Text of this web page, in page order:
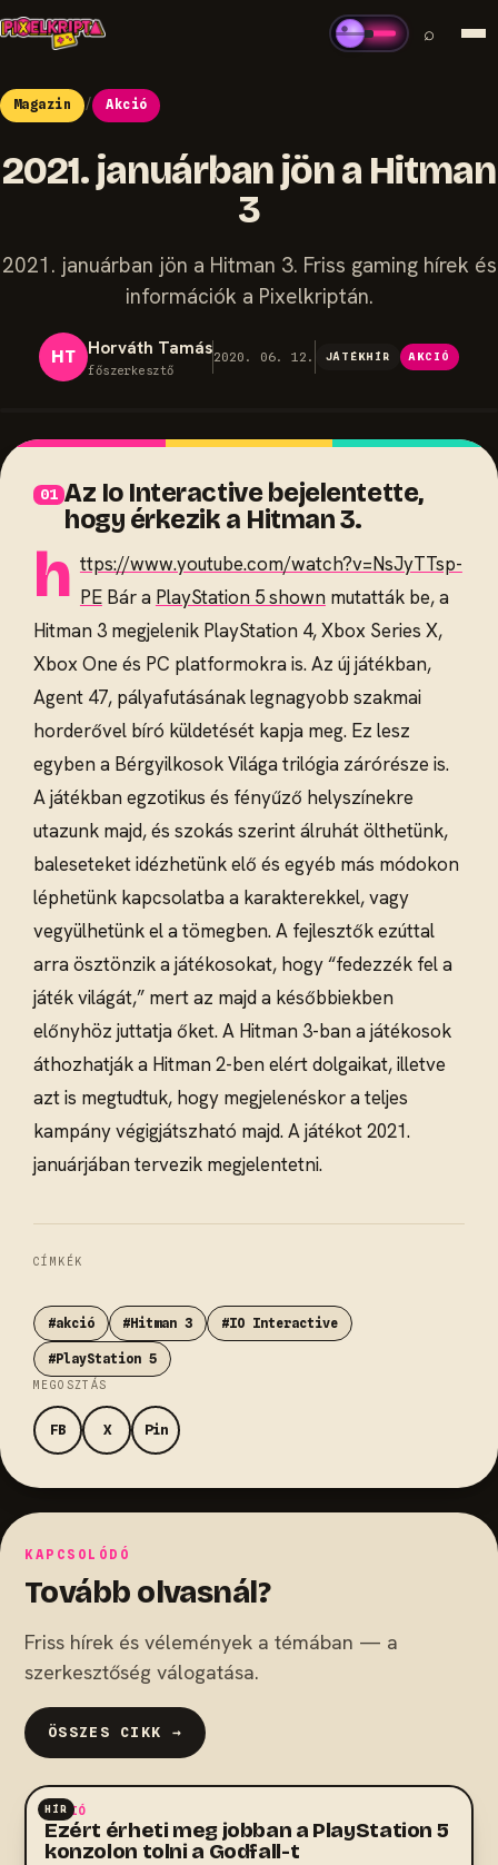
⌕
Magazin / Akció
2021. januárban jön a Hitman
3
2021. januárban jön a Hitman 3. Friss gaming hírek és
információk a Pixelkriptán.
HT Horváth Tamás
főszerkesztő
2020. 06. 12. JÁTÉKHÍR AKCIÓ
Az Io Interactive bejelentette,
hogy érkezik a Hitman 3.
h ttps://www.youtube.com/watch?v=NsJyTTsp-
PEBár a PlayStation 5 shownmutatták be, a
Hitman 3 megjelenik PlayStation 4, Xbox Series X,
Xbox One és PC platformokra is. Az új játékban,
Agent 47, pályafutásának legnagyobb szakmai
horderővel bíró küldetését kapja meg. Ez lesz
egyben a Bérgyilkosok Világa trilógia zárórésze is.
A játékban egzotikus és fényűző helyszínekre
utazunk majd, és szokás szerint álruhát ölthetünk,
baleseteket idézhetünk elő és egyéb más módokon
léphetünk kapcsolatba a karakterekkel, vagy
vegyülhetünk el a tömegben. A fejlesztők ezúttal
arra ösztönzik a játékosokat, hogy “fedezzék fel a
játék világát,” mert az majd a későbbiekben
előnyhöz juttatja őket. A Hitman 3-ban a játékosok
áthozhatják a Hitman 2-ben elért dolgaikat, illetve
azt is megtudtuk, hogy megjelenéskor a teljes
kampány végigjátszható majd. A játékot 2021.
januárjában tervezik megjelentetni.
CÍMKÉK
#akció #Hitman 3 #IO Interactive
#PlayStation 5
MEGOSZTÁS
FB X Pin
KAPCSOLÓDÓ
Tovább olvasnál?
Friss hírek és vélemények a témában — a
szerkesztőség válogatása.
ÖSSZES CIKK →
HÍR
AKCIÓ
Ezért érheti meg jobban a PlayStation 5
konzolon tolni a Godfall-t